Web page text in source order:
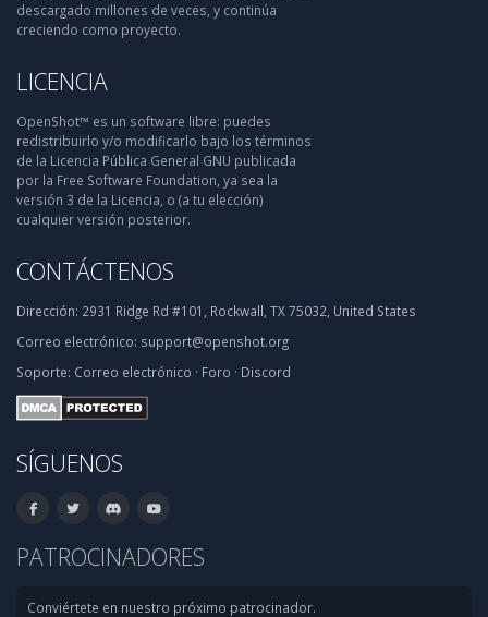
descargado millones de veces, y continúa
creciendo como proyecto.
LICENCIA
OpenShot™ es un software libre: puedes
redistribuirlo y/o modificarlo bajo los términos
de la Licencia Pública General GNU publicada
por la Free Software Foundation, ya sea la
versión 3 de la Licencia, o (a tu elección)
cualquier versión posterior.
CONTÁCTENOS
Dirección: 2931 Ridge Rd #101, Rockwall, TX 75032, United States
Correo electrónico: support@openshot.org
Soporte: Correo electrónico · Foro · Discord
SÍGUENOS
PATROCINADORES
Conviértete en nuestro próximo patrocinador.